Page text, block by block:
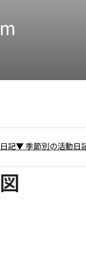
m
記▼季節別の活動日